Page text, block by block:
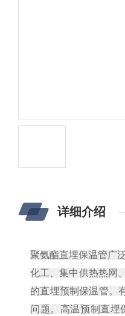
详细介绍
聚氨酯直埋保温管广
化工、集中供热热网
的直埋预制保温管。
问题。高温预制直埋